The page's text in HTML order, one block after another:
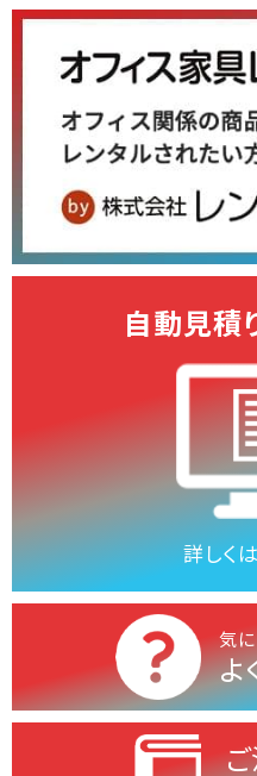
自動見積
詳しく
気
よ